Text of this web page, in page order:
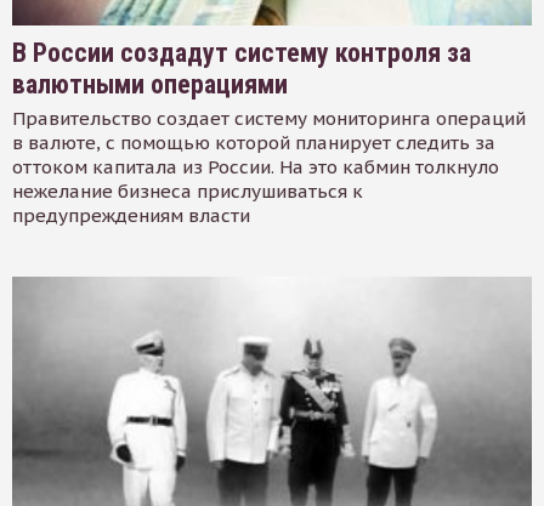
В России создадут систему контроля за
валютными операциями
Правительство создает систему мониторинга операций
в валюте, с помощью которой планирует следить за
оттоком капитала из России. На это кабмин толкнуло
нежелание бизнеса прислушиваться к
предупреждениям власти